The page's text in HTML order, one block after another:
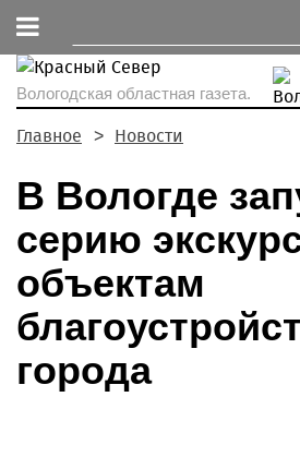
Вологодская областная газета.
Главное Новости
В Вологде
серию
объектам
города